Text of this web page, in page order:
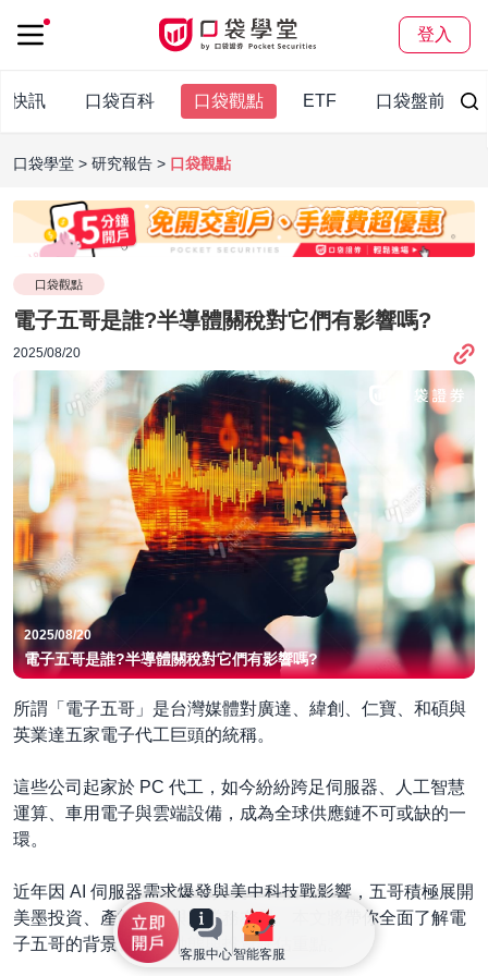
登入
客服中心智能客服
快訊 口袋百科 口袋觀點 ETF 口袋盤前報
口袋學堂 研究報告 口袋觀點
口袋觀點
電子五哥是誰?半導體關稅對它們有影響嗎?
2025/08/20
2025/08/20
電子五哥是誰?半導體關稅對它們有影響嗎?
所謂「電子五哥」是台灣媒體對廣達、緯創、仁寶、和碩與
英業達五家電子代工巨頭的統稱。
這些公司起家於 PC 代工，如今紛紛跨足伺服器、人工智慧
運算、車用電子與雲端設備，成為全球供應鏈不可或缺的一
環。
近年因 AI 伺服器需求爆發與美中科技戰影響，五哥積極展開
美墨投資、產能分散與新業務布局。本文將帶你全面了解電
子五哥的背景、最新動態與投資評估重點。